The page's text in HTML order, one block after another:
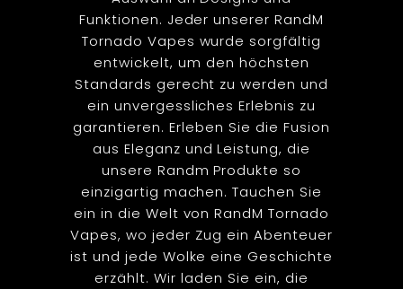
Funktionen. Jeder unserer RandM
Tornado Vapes wurde sorgfältig
entwickelt, um den höchsten
Standards gerecht zu werden und
ein unvergessliches Erlebnis zu
garantieren. Erleben Sie die Fusion
aus Eleganz und Leistung, die
unsere Randm Produkte so
einzigartig machen. Tauchen Sie
ein in die Welt von RandM Tornado
Vapes, wo jeder Zug ein Abenteuer
ist und jede Wolke eine Geschichte
erzählt. Wir laden Sie ein, die